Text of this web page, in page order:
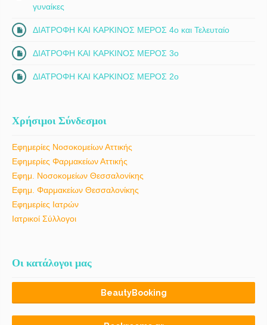
γυναίκες
ΔΙΑΤΡΟΦΗ ΚΑΙ ΚΑΡΚΙΝΟΣ ΜΕΡΟΣ 4ο και Τελευταίο
ΔΙΑΤΡΟΦΗ ΚΑΙ ΚΑΡΚΙΝΟΣ ΜΕΡΟΣ 3ο
ΔΙΑΤΡΟΦΗ ΚΑΙ ΚΑΡΚΙΝΟΣ ΜΕΡΟΣ 2ο
Χρήσιμοι Σύνδεσμοι
Εφημερίες Νοσοκομείων Αττικής
Εφημερίες Φαρμακείων Αττικής
Εφημ. Νοσοκομείων Θεσσαλονίκης
Εφημ. Φαρμακείων Θεσσαλονίκης
Εφημερίες Ιατρών
Ιατρικοί Σύλλογοι
Οι κατάλογοι μας
BeautyBooking